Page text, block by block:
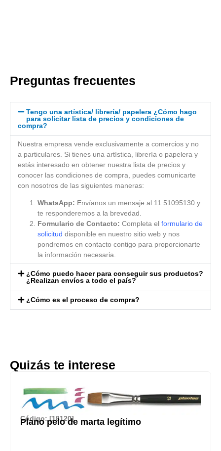
Preguntas frecuentes
Tengo una artística/ librería/ papelera ¿Cómo hago
para solicitar lista de precios y condiciones de
compra?
Nuestra empresa vende exclusivamente a comercios y no
a particulares. Si tienes una artística, librería o papelera y
estás interesado en obtener nuestra lista de precios y
conocer las condiciones de compra, puedes comunicarte
con nosotros de las siguientes maneras:
WhatsApp: Envíanos un mensaje al 11 51095130 y
te responderemos a la brevedad.
Formulario de Contacto: Completa el formulario de
solicitud disponible en nuestro sitio web y nos
pondremos en contacto contigo para proporcionarte
la información necesaria.
¿Cómo puedo hacer para conseguir sus productos?
¿Realizan envíos a todo el país?
¿Cómo es el proceso de compra?
Quizás te interese
Código: [18120]
Plano pelo de marta legítimo